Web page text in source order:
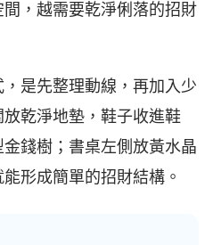
，越需要乾淨俐落的招財
是先整理動線，再加入少
乾淨地墊，鞋子收進鞋
錢樹；書桌左側放黃水晶
形成簡單的招財結構。